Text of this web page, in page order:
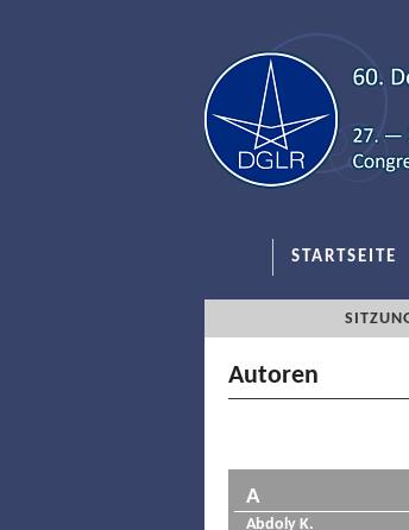
STARTSEITE
Autoren
A
Abdoly K.